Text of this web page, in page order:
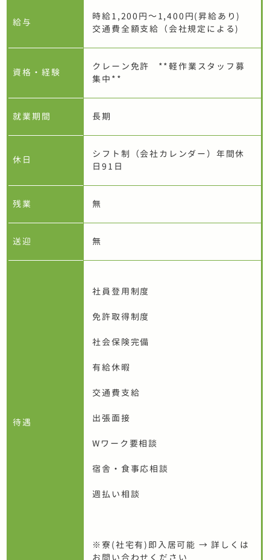
給与
時給1,200円～1,400円(昇給あり)
交通費全額支給（会社規定による)
資格・経験
クレーン免許 **軽作業スタッフ募
集中**
就業期間 長期
休日
シフト制（会社カレンダー）年間休
日91日
残業 無
送迎 無
待遇
社員登用制度
免許取得制度
社会保険完備
有給休暇
交通費支給
出張面接
Wワーク要相談
宿舎・食事応相談
週払い相談
※寮(社宅有)即入居可能 → 詳しくは